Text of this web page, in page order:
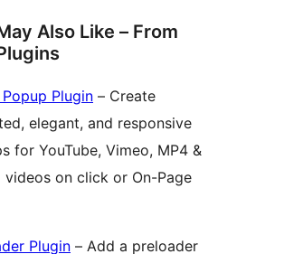
Also Like – From
Plugin – Create
elegant, and responsive
for YouTube, Vimeo, MP4 &
videos on click or On-Page
Plugin – Add a preloader